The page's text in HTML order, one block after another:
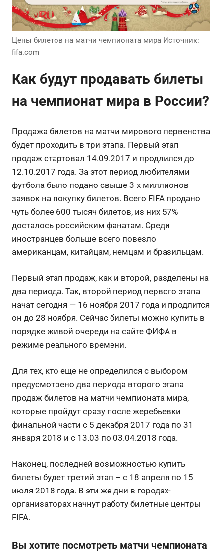
Цены билетов на матчи чемпионата мира Источник:
fifa.com
Как будут продавать билеты
на чемпионат мира в России?
Продажа билетов на матчи мирового первенства
будет проходить в три этапа. Первый этап
продаж стартовал 14.09.2017 и продлился до
12.10.2017 года. За этот период любителями
футбола было подано свыше 3-х миллионов
заявок на покупку билетов. Всего FIFA продано
чуть более 600 тысяч билетов, из них 57%
досталось российским фанатам. Среди
иностранцев больше всего повезло
американцам, китайцам, немцам и бразильцам.
Первый этап продаж, как и второй, разделены на
два периода. Так, второй период первого этапа
начат сегодня — 16 ноября 2017 года и продлится
он до 28 ноября. Сейчас билеты можно купить в
порядке живой очереди на сайте ФИФА в
режиме реального времени.
Для тех, кто еще не определился с выбором
предусмотрено два периода второго этапа
продаж билетов на матчи чемпионата мира,
которые пройдут сразу после жеребьевки
финальной части с 5 декабря 2017 года по 31
января 2018 и с 13.03 по 03.04.2018 года.
Наконец, последней возможностью купить
билеты будет третий этап – с 18 апреля по 15
июля 2018 года. В эти же дни в городах-
организаторах начнут работу билетные центры
FIFA.
Вы хотите посмотреть матчи чемпионата